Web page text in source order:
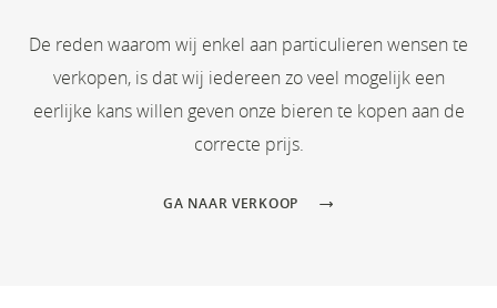
De reden waarom wij enkel aan particulieren wensen te
verkopen, is dat wij iedereen zo veel mogelijk een
eerlijke kans willen geven onze bieren te kopen aan de
correcte prijs.
GA NAAR VERKOOP